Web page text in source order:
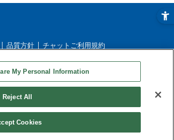
品質方針 チャットご利用規約
ド ストアFAQ
My Personal Information
Reject All
Cookies